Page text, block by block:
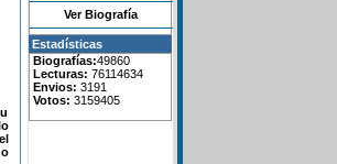
Ver Biografía
Estadísticas
Biografías:49860
Lecturas: 76114634
Envios: 3191
Votos: 3159405